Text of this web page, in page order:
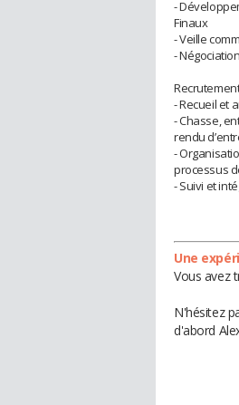
-
Finaux
- Veille
-
- Recueil et
- Chasse,
rendu
-
processus
- Suivi et
Une
Vous avez
N'hésitez
d'abord